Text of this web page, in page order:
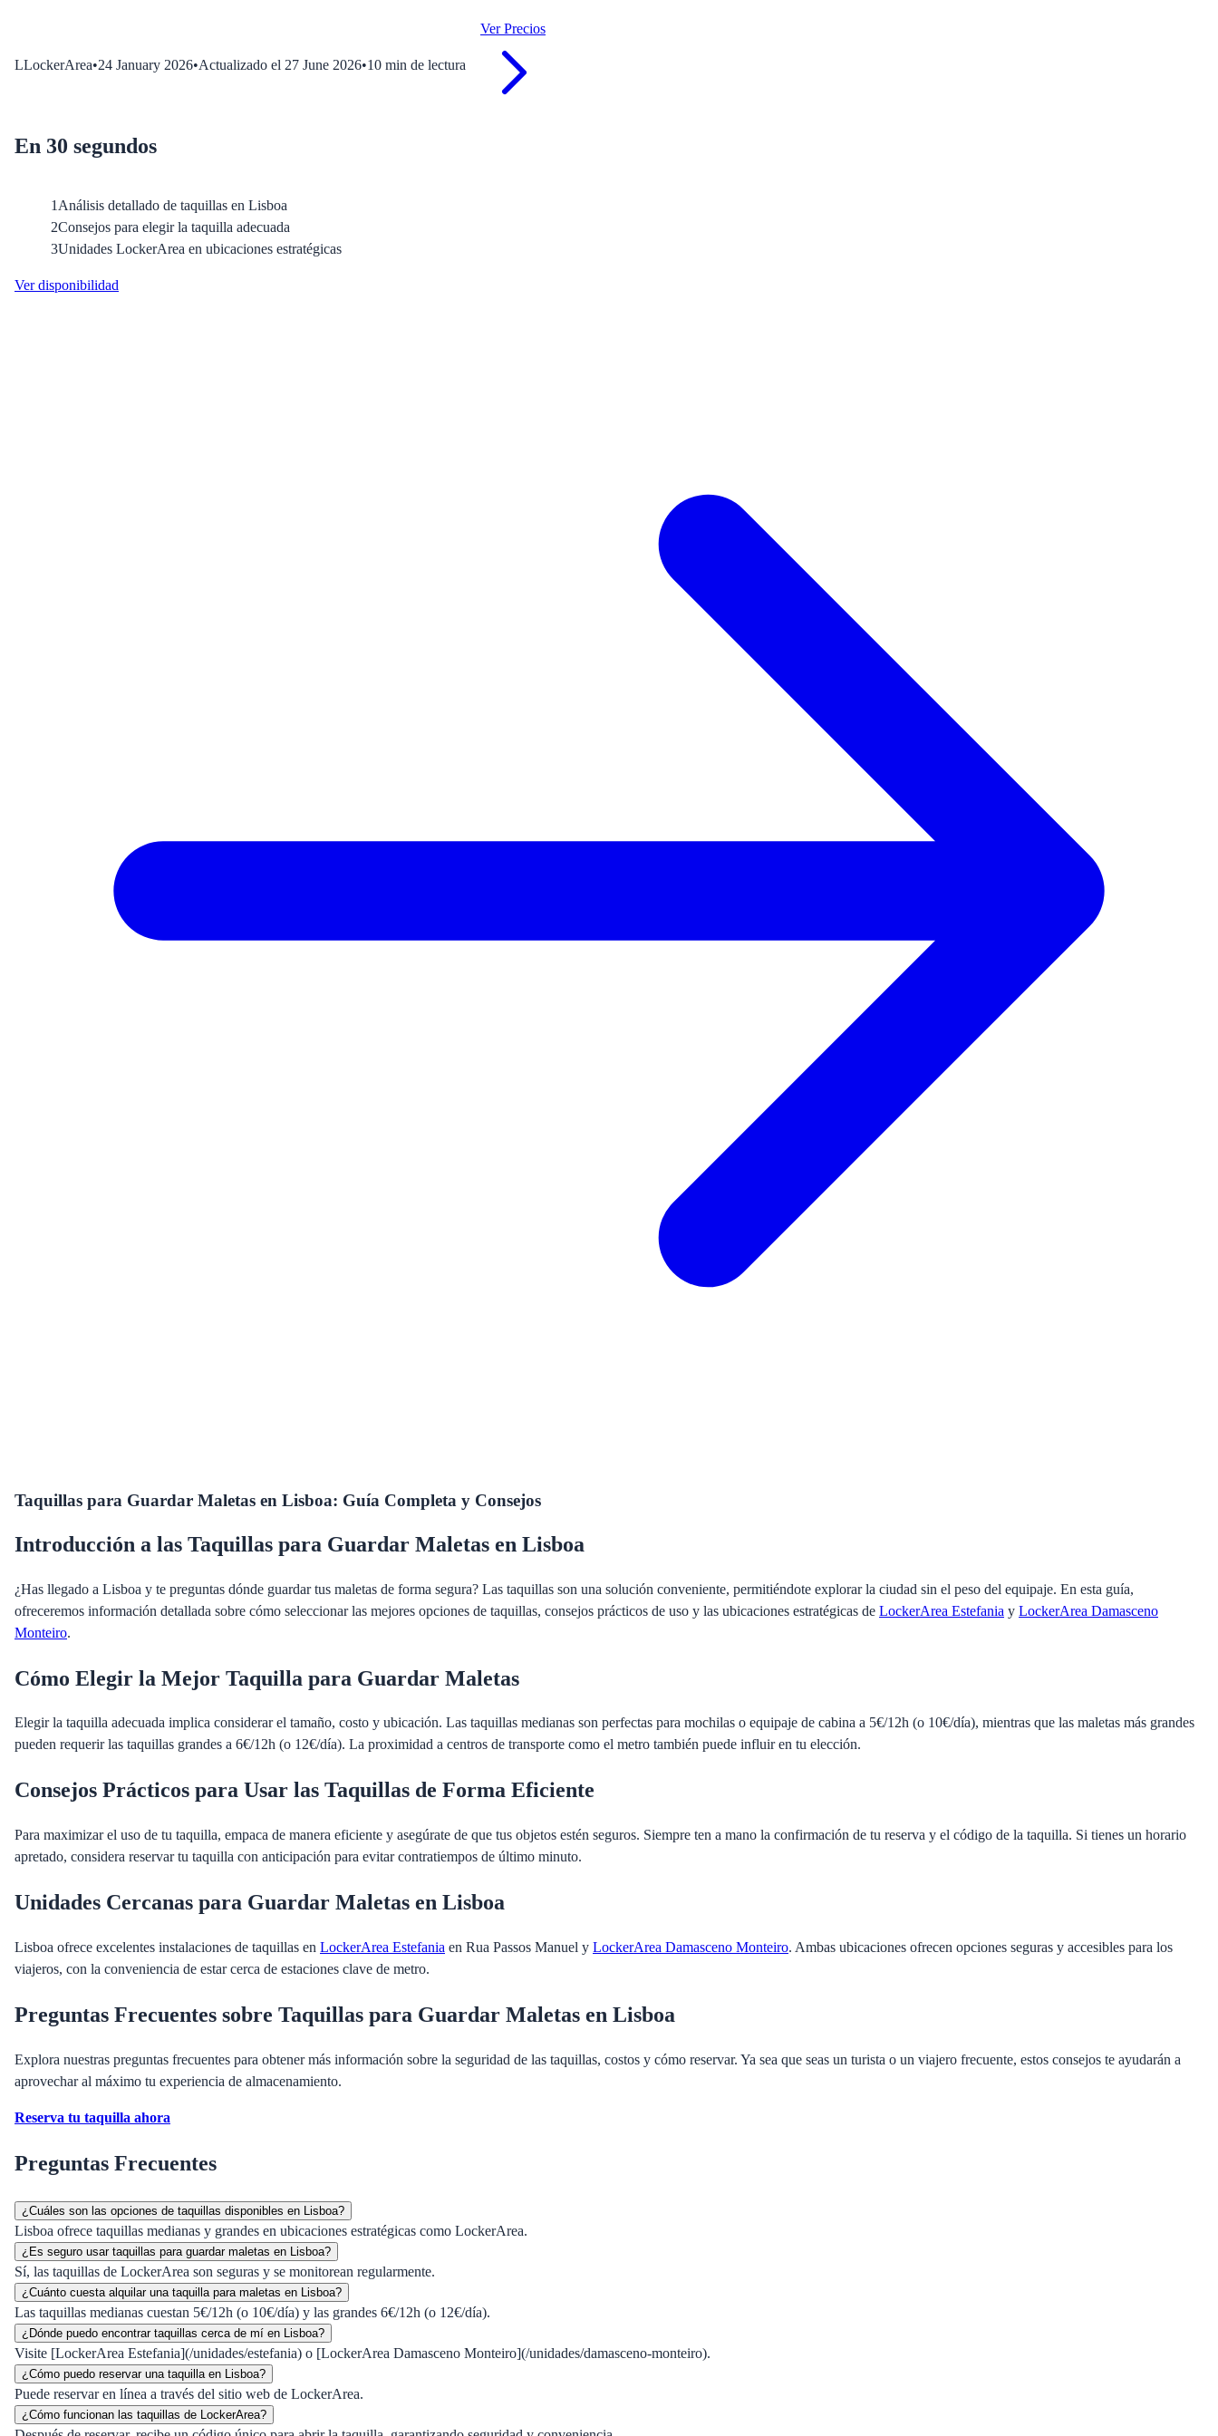
LLockerArea•24 January 2026•Actualizado el 27 June 2026•10 min de lectura
Ver Precios
En 30 segundos
1 Análisis detallado de taquillas en Lisboa
2Consejos para elegir la taquilla adecuada
3Unidades LockerArea en ubicaciones estratégicas
Ver disponibilidad
Taquillas para Guardar Maletas en Lisboa: Guía Completa y Consejos
Introducción a las Taquillas para Guardar Maletas en Lisboa
¿Has llegado a Lisboa y te preguntas dónde guardar tus maletas de forma segura? Las taquillas son una solución conveniente, permitiéndote explorar la ciudad sin el peso del equipaje. En esta guía,
ofreceremos información detallada sobre cómo seleccionar las mejores opciones de taquillas, consejos prácticos de uso y las ubicaciones estratégicas de LockerArea Estefania y LockerArea Damasceno
Monteiro.
Cómo Elegir la Mejor Taquilla para Guardar Maletas
Elegir la taquilla adecuada implica considerar el tamaño, costo y ubicación. Las taquillas medianas son perfectas para mochilas o equipaje de cabina a 5€/12h (o 10€/día), mientras que las maletas más grandes
pueden requerir las taquillas grandes a 6€/12h (o 12€/día). La proximidad a centros de transporte como el metro también puede influir en tu elección.
Consejos Prácticos para Usar las Taquillas de Forma Eficiente
Para maximizar el uso de tu taquilla, empaca de manera eficiente y asegúrate de que tus objetos estén seguros. Siempre ten a mano la confirmación de tu reserva y el código de la taquilla. Si tienes un horario
apretado, considera reservar tu taquilla con anticipación para evitar contratiempos de último minuto.
Unidades Cercanas para Guardar Maletas en Lisboa
Lisboa ofrece excelentes instalaciones de taquillas en LockerArea Estefania en Rua Passos Manuel y LockerArea Damasceno Monteiro. Ambas ubicaciones ofrecen opciones seguras y accesibles para los
viajeros, con la conveniencia de estar cerca de estaciones clave de metro.
Preguntas Frecuentes sobre Taquillas para Guardar Maletas en Lisboa
Explora nuestras preguntas frecuentes para obtener más información sobre la seguridad de las taquillas, costos y cómo reservar. Ya sea que seas un turista o un viajero frecuente, estos consejos te ayudarán a
aprovechar al máximo tu experiencia de almacenamiento.
Reserva tu taquilla ahora
Preguntas Frecuentes
¿Cuáles son las opciones de taquillas disponibles en Lisboa?
Lisboa ofrece taquillas medianas y grandes en ubicaciones estratégicas como LockerArea.
¿Es seguro usar taquillas para guardar maletas en Lisboa?
Sí, las taquillas de LockerArea son seguras y se monitorean regularmente.
¿Cuánto cuesta alquilar una taquilla para maletas en Lisboa?
Las taquillas medianas cuestan 5€/12h (o 10€/día) y las grandes 6€/12h (o 12€/día).
¿Dónde puedo encontrar taquillas cerca de mí en Lisboa?
Visite [LockerArea Estefania](/unidades/estefania) o [LockerArea Damasceno Monteiro](/unidades/damasceno-monteiro).
¿Cómo puedo reservar una taquilla en Lisboa?
Puede reservar en línea a través del sitio web de LockerArea.
¿Cómo funcionan las taquillas de LockerArea?